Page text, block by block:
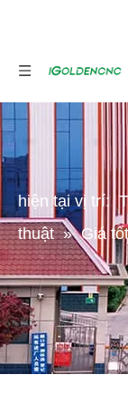
hiện tại vị trí:
thuật » Giá